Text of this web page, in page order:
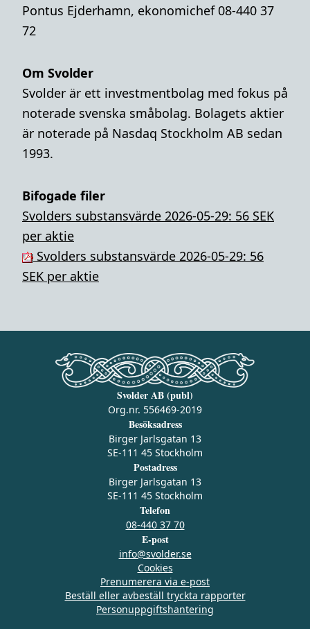
Pontus Ejderhamn, ekonomichef 08-440 37
72
Om Svolder
Svolder är ett investmentbolag med fokus på
noterade svenska småbolag. Bolagets aktier
är noterade på Nasdaq Stockholm AB sedan
1993.
Bifogade filer
Svolders substansvärde 2026-05-29: 56 SEK
per aktie
Svolders substansvärde 2026-05-29: 56
SEK per aktie
Svolder AB (publ)
Org.nr. 556469-2019
Besöksadress
Birger Jarlsgatan 13
SE-111 45 Stockholm
Postadress
Birger Jarlsgatan 13
SE-111 45 Stockholm
Telefon
08-440 37 70
E-post
info@svolder.se
Cookies
Prenumerera via e‑post
Beställ eller avbeställ tryckta rapporter
Personuppgiftshantering